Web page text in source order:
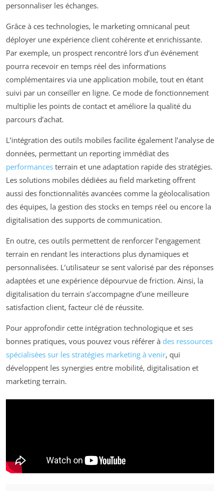
personnaliser les échanges.
Grâce à ces technologies, le marketing omnicanal peut
déployer une expérience client cohérente et enrichissante.
Par exemple, un prospect rencontré lors d’un événement
pourra recevoir en temps réel des informations
complémentaires via une application mobile, tout en étant
suivi par un conseiller en ligne. Ce mode de fonctionnement
multiplie les points de contact et améliore la qualité du
parcours d’achat.
L’intégration des outils mobiles facilite également l’analyse de
données, permettant un reporting immédiat des
performances terrain et une adaptation rapide des stratégies.
Les solutions mobiles dédiées au field marketing offrent
aussi des fonctionnalités avancées comme la géolocalisation
des équipes, la gestion des stocks en temps réel ou encore la
digitalisation des supports de communication.
En outre, ces outils permettent de renforcer l’engagement
terrain en rendant les interactions plus dynamiques et
personnalisées. L’utilisateur se sent valorisé par des réponses
adaptées et une expérience dépourvue de friction. Ainsi, la
digitalisation du terrain s’accompagne d’une meilleure
satisfaction client, facteur clé de réussite.
Pour approfondir cette intégration technologique et ses
bonnes pratiques, vous pouvez vous référer à des ressources
spécialisées sur les stratégies marketing à venir, qui
développent les synergies entre mobilité, digitalisation et
marketing terrain.